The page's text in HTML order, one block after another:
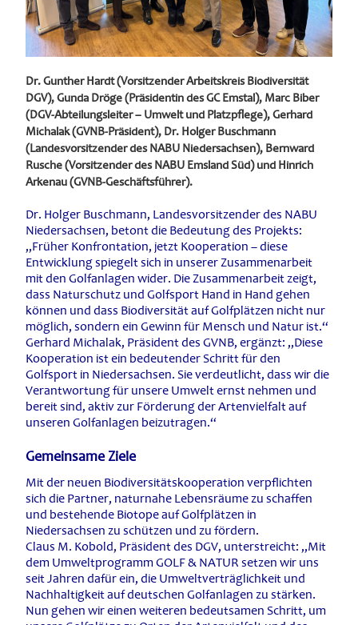
Dr. Gunther Hardt (Vorsitzender Arbeitskreis Biodiversität
DGV), Gunda Dröge (Präsidentin des GC Emstal), Marc Biber
(DGV-Abteilungsleiter – Umwelt und Platzpflege), Gerhard
Michalak (GVNB-Präsident), Dr. Holger Buschmann
(Landesvorsitzender des NABU Niedersachsen), Bernward
Rusche (Vorsitzender des NABU Emsland Süd) und Hinrich
Arkenau (GVNB-Geschäftsführer).
Dr. Holger Buschmann, Landesvorsitzender des NABU
Niedersachsen, betont die Bedeutung des Projekts:
„Früher Konfrontation, jetzt Kooperation – diese
Entwicklung spiegelt sich in unserer Zusammenarbeit
mit den Golfanlagen wider. Die Zusammenarbeit zeigt,
dass Naturschutz und Golfsport Hand in Hand gehen
können und dass Biodiversität auf Golfplätzen nicht nur
möglich, sondern ein Gewinn für Mensch und Natur ist.“
Gerhard Michalak, Präsident des GVNB, ergänzt: „Diese
Kooperation ist ein bedeutender Schritt für den
Golfsport in Niedersachsen. Sie verdeutlicht, dass wir die
Verantwortung für unsere Umwelt ernst nehmen und
bereit sind, aktiv zur Förderung der Artenvielfalt auf
unseren Golfanlagen beizutragen.“
Gemeinsame Ziele
Mit der neuen Biodiversitätskooperation verpflichten
sich die Partner, naturnahe Lebensräume zu schaffen
und bestehende Biotope auf Golfplätzen in
Niedersachsen zu schützen und zu fördern.
Claus M. Kobold, Präsident des DGV, unterstreicht: „Mit
dem Umweltprogramm GOLF & NATUR setzen wir uns
seit Jahren dafür ein, die Umweltverträglichkeit und
Nachhaltigkeit auf deutschen Golfanlagen zu stärken.
Nun gehen wir einen weiteren bedeutsamen Schritt, um